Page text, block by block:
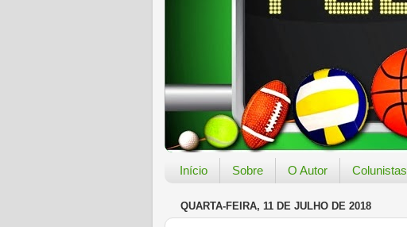
Início Sobre O Autor Colunistas
QUARTA-FEIRA, 11 DE JULHO DE 2018